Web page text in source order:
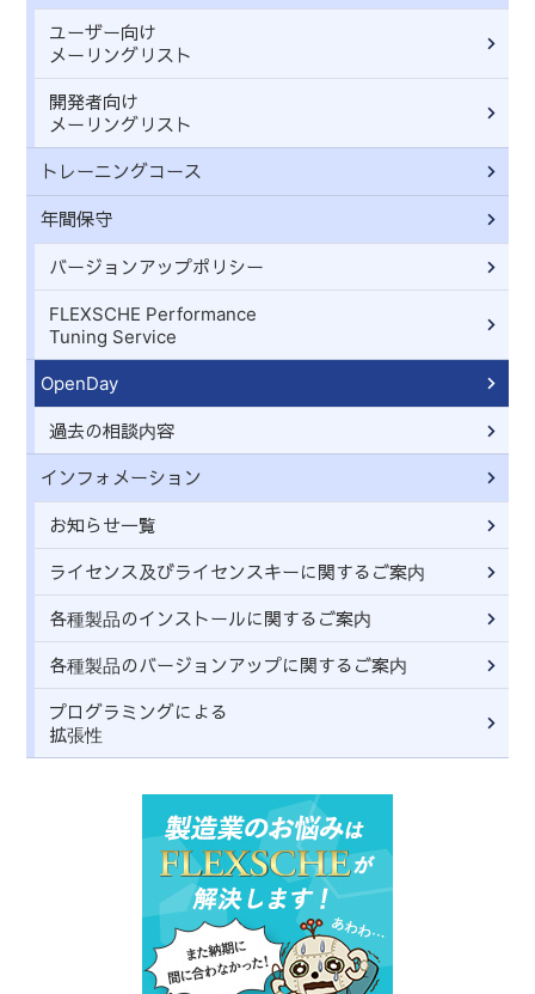
ユーザー向け
メーリングリスト
開発者向け
メーリングリスト
トレーニングコース
年間保守
バージョンアップポリシー
FLEXSCHE Performance
Tuning Service
OpenDay
過去の相談内容
インフォメーション
お知らせ一覧
ライセンス及びライセンスキーに関するご案内
各種製品のインストールに関するご案内
各種製品のバージョンアップに関するご案内
プログラミングによる
拡張性